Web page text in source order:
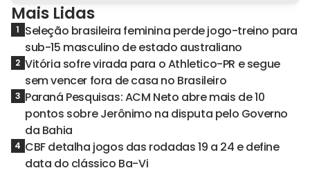
Mais Lidas
1 Seleção brasileira feminina perde jogo-treino para
sub-15 masculino de estado australiano
2 Vitória sofre virada para o Athletico-PR e segue
sem vencer fora de casa no Brasileiro
3 Paraná Pesquisas: ACM Neto abre mais de 10
pontos sobre Jerônimo na disputa pelo Governo
da Bahia
4 CBF detalha jogos das rodadas 19 a 24 e define
data do clássico Ba-Vi